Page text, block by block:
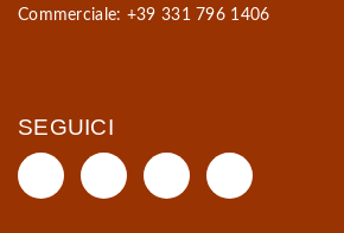
Commerciale: +39 331 796 1406
SEGUICI